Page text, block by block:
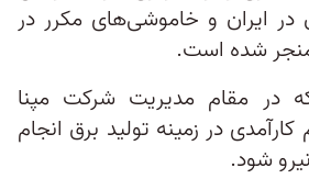
ایران و خاموشی‌های مکرر در
منجر شده است.
در مقام مدیریت شرکت مپنا
در زمینه تولید برق انجام
شود.